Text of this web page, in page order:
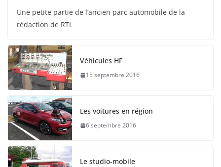
Une petite partie de l’ancien parc automobile de la
rédaction de RTL
Véhicules HF
15 septembre 2016
Les voitures en région
6 septembre 2016
Le studio-mobile